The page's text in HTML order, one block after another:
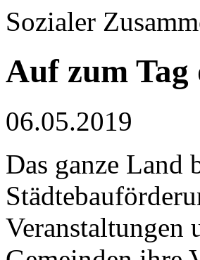
Sozialer
Auf zum
06.05.2019
Das ganze Land
Veranstaltungen